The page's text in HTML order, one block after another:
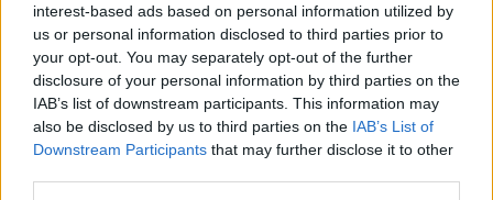
interest-based ads based on personal information utilized by
us or personal information disclosed to third parties prior to
your opt-out. You may separately opt-out of the further
disclosure of your personal information by third parties on the
IAB’s list of downstream participants. This information may
also be disclosed by us to third parties on the IAB’s List of
Downstream Participants that may further disclose it to other